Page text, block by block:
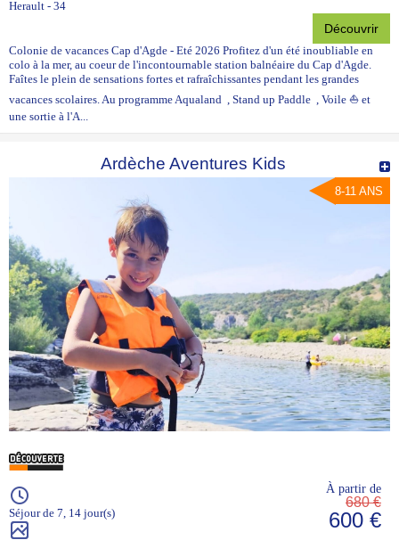
Herault - 34
Découvrir
Colonie de vacances Cap d'Agde - Eté 2026 Profitez d'un été inoubliable en
colo à la mer, au coeur de l'incontournable station balnéaire du Cap d'Agde.
Faîtes le plein de sensations fortes et rafraîchissantes pendant les grandes
vacances scolaires. Au programme Aqualand , Stand up Paddle , Voile ⛵ et
une sortie à l'A...
Ardèche Aventures Kids
8-11 ANS
Séjour de 7, 14 jour(s)
À partir de
680 €
600 €